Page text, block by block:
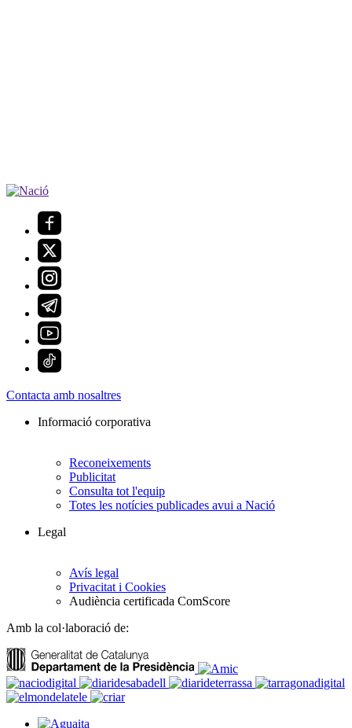
Contacta amb nosaltres
Informació corporativa
Reconeixements
Publicitat
Consulta tot l'equip
Totes les notícies publicades avui a Nació
Legal
Avís legal
Privacitat i Cookies
Audiència certificada ComScore
Amb la col·laboració de: